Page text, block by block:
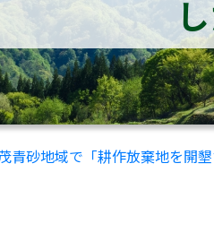
青砂地域で「耕作放棄地を開